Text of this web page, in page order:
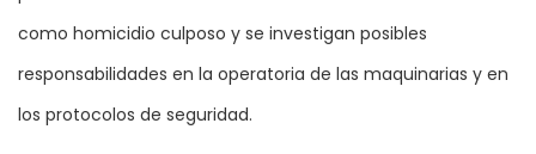
como homicidio culposo y se investigan posibles
responsabilidades en la operatoria de las maquinarias y en
los protocolos de seguridad.